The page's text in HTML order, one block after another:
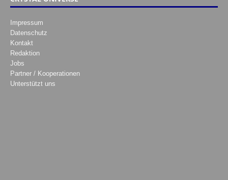
Impressum
Datenschutz
Kontakt
Redaktion
Jobs
Partner / Kooperationen
Unterstützt uns